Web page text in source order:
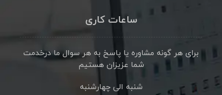
ساعات کاری
برای هر گونه مشاوره یا پاسخ به هر سوال ما درخدمت
شما عزیزان هستیم
شنبه الی چهارشنبه